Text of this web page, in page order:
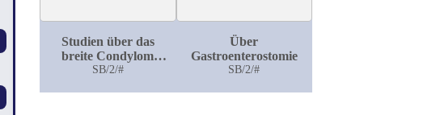
Studien über das
breite Condylom
historisches und
SB/2/#
Über
Gastroenterostomie
SB/2/#